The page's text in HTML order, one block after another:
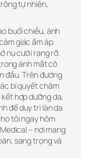
tự nhiên,
buổi chiều, ánh
giác ấm áp.
nụ cười rạng rỡ.
ánh mắt cô
đầu. Trên đường
bí quyết chăm
hợp dưỡng da,
để duy trì làn da
tôi ngay hôm
– nơi mang
sang trọng và